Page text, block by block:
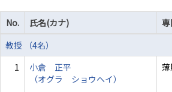
No. 氏名(カナ)
教授 （4名）
1
小倉 正平
（オグラ ショウヘイ）